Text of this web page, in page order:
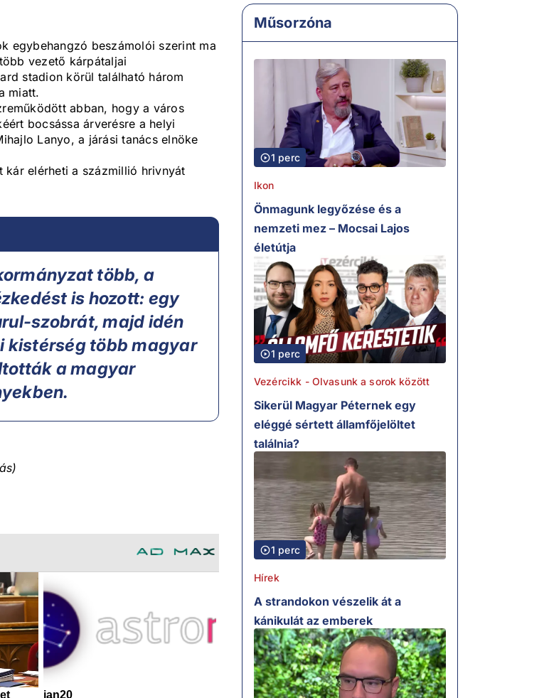
egybehangzó beszámolói szerint ma
vezető kárpátaljai
stadion körül található három
miatt.
abban, hogy a város
bocsássa árverésre a helyi
Lanyo, a járási tanács elnöke
elérheti a százmillió hrivnyát
több, a
is hozott: egy
szobrát, majd idén
kistérség több magyar
a magyar
Műsorzóna
1 perc
Ikon
Önmagunk legyőzése és a
nemzeti mez – Mocsai Lajos
életútja
1 perc
Vezércikk - Olvasunk a sorok között
Sikerül Magyar Péternek egy
eléggé sértett államfőjelöltet
találnia?
1 perc
Hírek
A strandokon vészelik át a
kánikulát az emberek